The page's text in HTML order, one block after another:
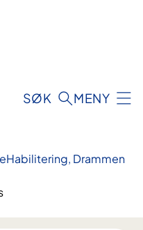
SØK MENY
Drammen